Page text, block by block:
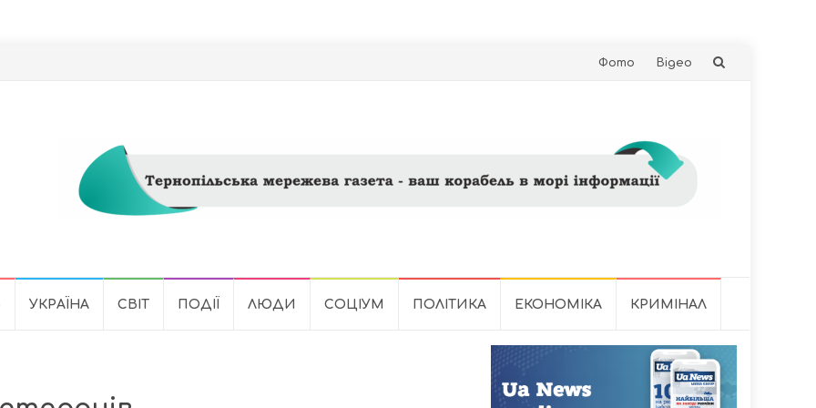
Skip
Фото Відео
УКРАЇНА СВІТ ПОДІЇ ЛЮДИ СОЦІУМ ПОЛІТИКА ЕКОНОМІКА КРИМІНАЛ